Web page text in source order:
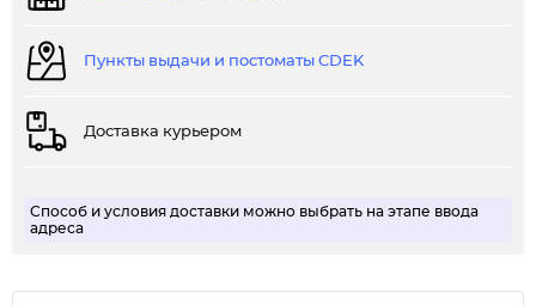
Пункты выдачи и постоматы CDEK
Доставка курьером
Способ и условия доставки можно выбрать на этапе ввода
адреса